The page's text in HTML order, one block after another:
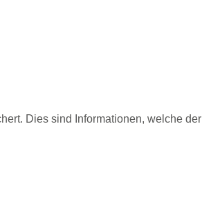
Dies sind Informationen, welche der